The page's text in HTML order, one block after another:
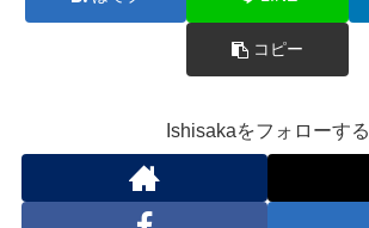
コピー
Ishisakaをフォローする